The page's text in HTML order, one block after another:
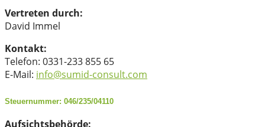
Vertreten durch:
David Immel
Kontakt:
Telefon: 0331-233 855 65
E-Mail: info@sumid-consult.com
Steuernummer: 046/235/04110
Aufsichtsbehörde: